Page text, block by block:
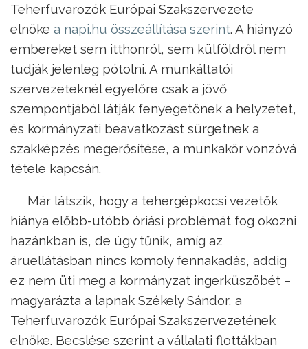
Teherfuvarozók Európai Szakszervezete
elnöke a napi.hu összeállítása szerint. A hiányzó
embereket sem itthonról, sem külföldről nem
tudják jelenleg pótolni. A munkáltatói
szervezeteknél egyelőre csak a jövő
szempontjából látják fenyegetőnek a helyzetet,
és kormányzati beavatkozást sürgetnek a
szakképzés megerősítése, a munkakör vonzóvá
tétele kapcsán.
Már látszik, hogy a tehergépkocsi vezetők
hiánya előbb-utóbb óriási problémát fog okozni
hazánkban is, de úgy tűnik, amíg az
áruellátásban nincs komoly fennakadás, addig
ez nem üti meg a kormányzat ingerküszöbét –
magyarázta a lapnak Székely Sándor, a
Teherfuvarozók Európai Szakszervezetének
elnöke. Becslése szerint a vállalati flottákban